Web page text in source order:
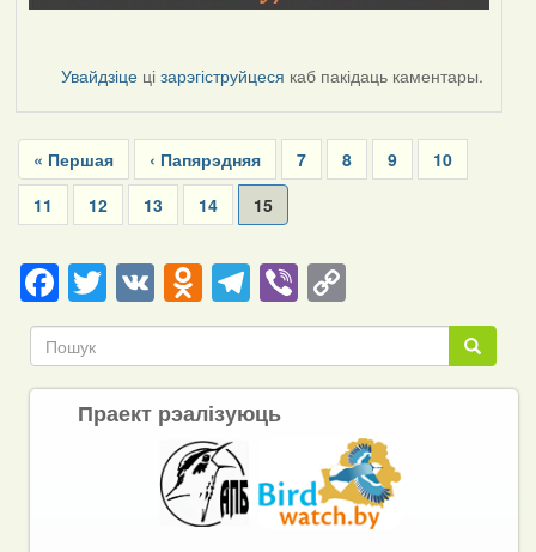
Увайдзіце цізарэгіструйцеся каб пакідаць каментары.
Pagination
First
page
« Першая
Previous
page
‹ Папярэдняя Page
7 Page
8 Page
9 Page
10
Page
11 Page
12 Page
13 Page
14
Current
page
15
Facebook
Twitter
VKOdnoklassniki
Telegram
ViberCopy
Link Пошук
Пошук
Праект рэалізуюць